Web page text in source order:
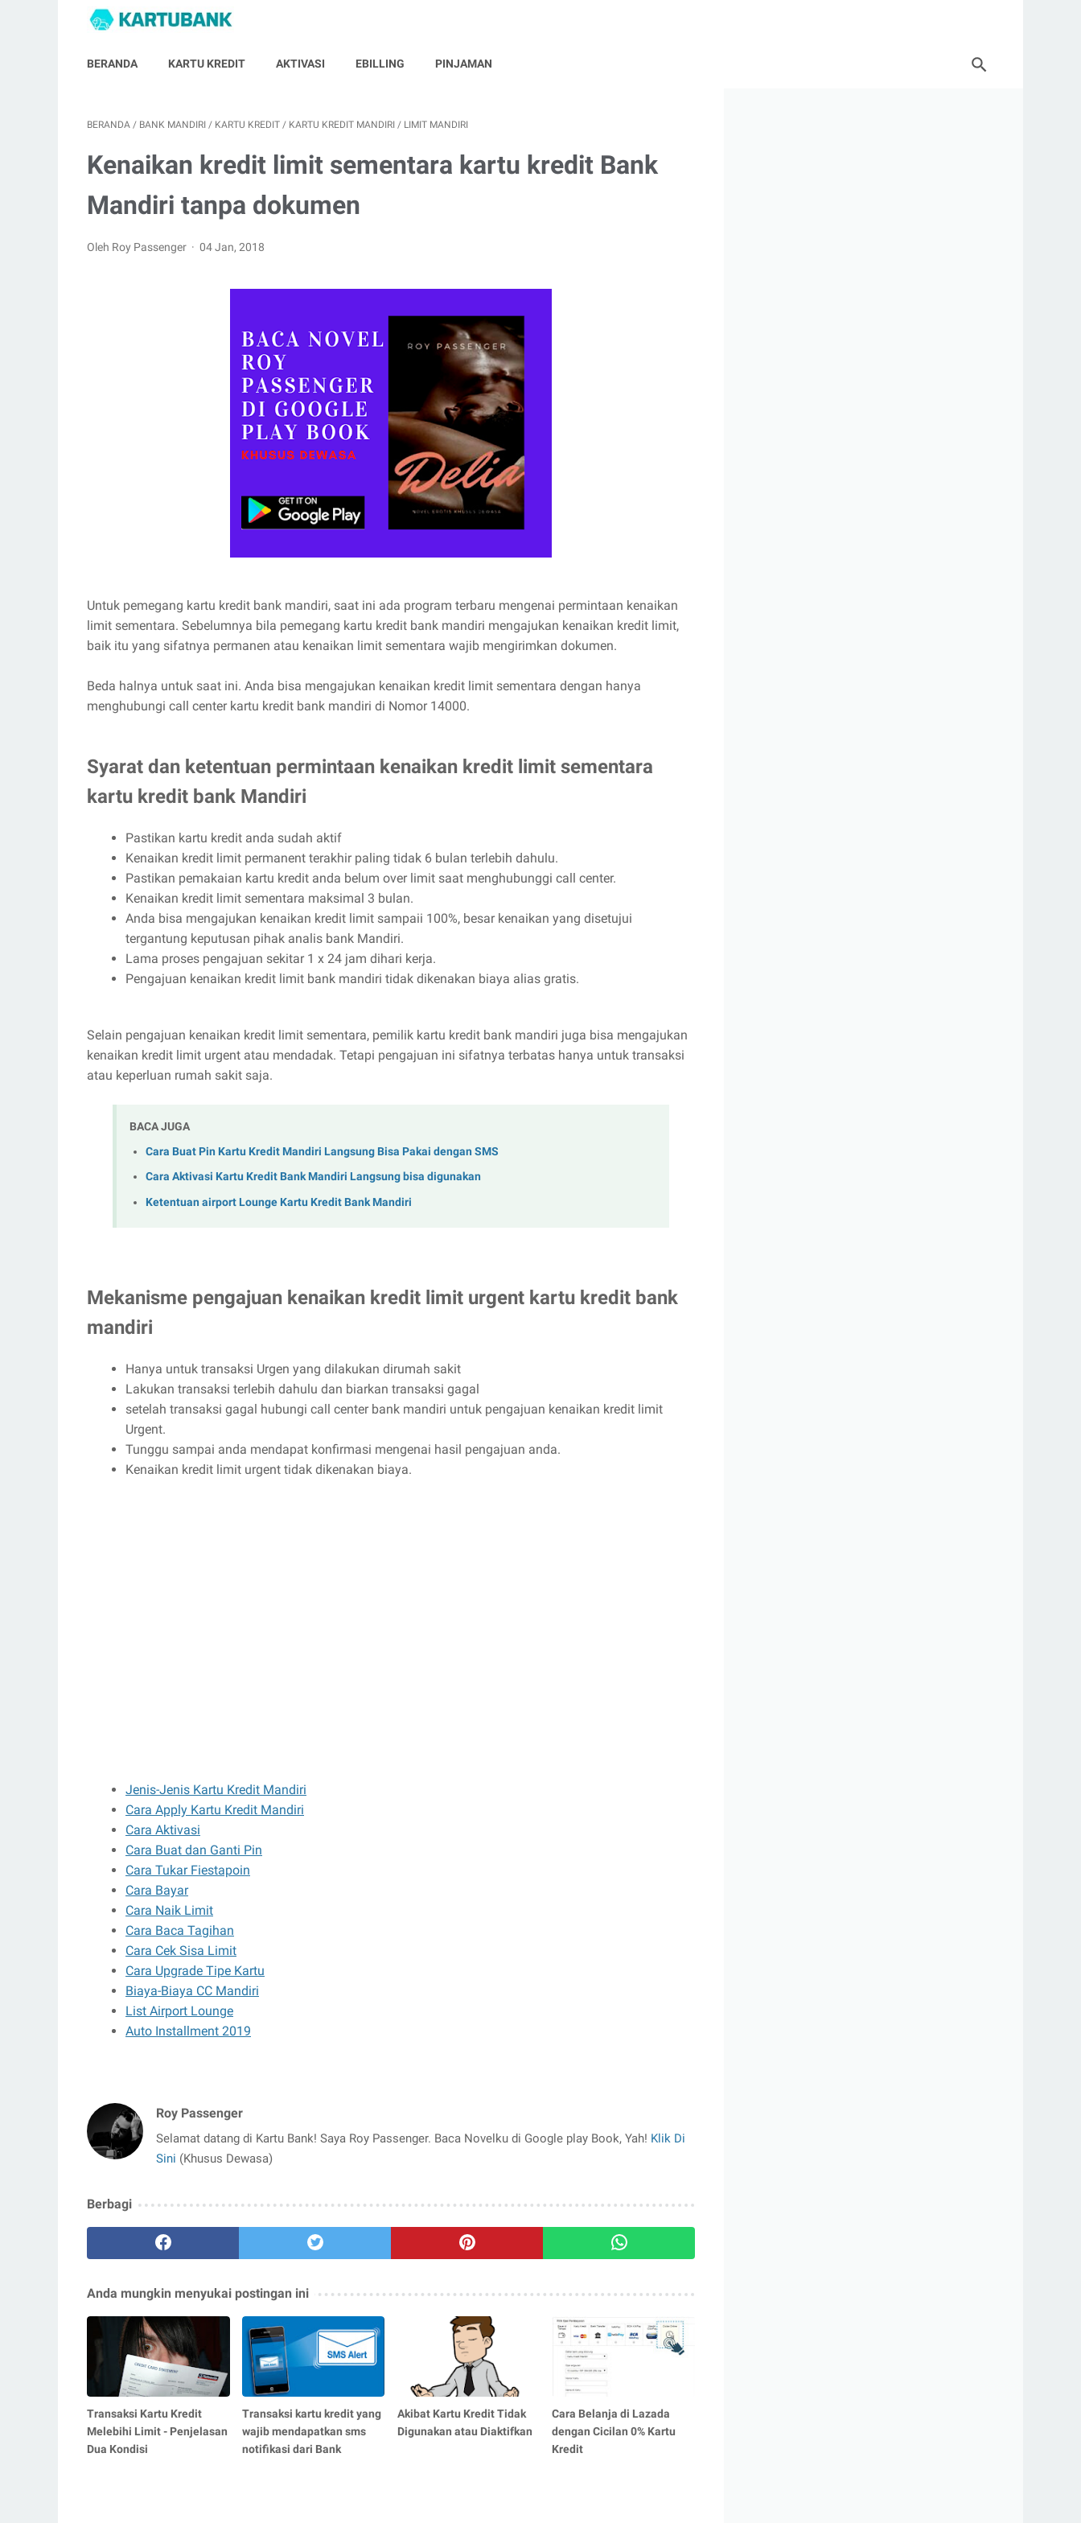
BERANDA KARTU KREDIT AKTIVASI EBILLING PINJAMAN
BERANDA / BANK MANDIRI / KARTU KREDIT / KARTU KREDIT MANDIRI / LIMIT MANDIRI
Kenaikan kredit limit sementara kartu kredit Bank
Mandiri tanpa dokumen
Oleh Roy Passenger 04 Jan, 2018
Untuk pemegang kartu kredit bank mandiri, saat ini ada program terbaru mengenai permintaan kenaikan
limit sementara. Sebelumnya bila pemegang kartu kredit bank mandiri mengajukan kenaikan kredit limit,
baik itu yang sifatnya permanen atau kenaikan limit sementara wajib mengirimkan dokumen.
Beda halnya untuk saat ini. Anda bisa mengajukan kenaikan kredit limit sementara dengan hanya
menghubungi call center kartu kredit bank mandiri di Nomor 14000.
Syarat dan ketentuan permintaan kenaikan kredit limit sementara
kartu kredit bank Mandiri
Pastikan kartu kredit anda sudah aktif
Kenaikan kredit limit permanent terakhir paling tidak 6 bulan terlebih dahulu.
Pastikan pemakaian kartu kredit anda belum over limit saat menghubunggi call center.
Kenaikan kredit limit sementara maksimal 3 bulan.
Anda bisa mengajukan kenaikan kredit limit sampaii 100%, besar kenaikan yang disetujui
tergantung keputusan pihak analis bank Mandiri.
Lama proses pengajuan sekitar 1 x 24 jam dihari kerja.
Pengajuan kenaikan kredit limit bank mandiri tidak dikenakan biaya alias gratis.
Selain pengajuan kenaikan kredit limit sementara, pemilik kartu kredit bank mandiri juga bisa mengajukan
kenaikan kredit limit urgent atau mendadak. Tetapi pengajuan ini sifatnya terbatas hanya untuk transaksi
atau keperluan rumah sakit saja.
BACA JUGA
Cara Buat Pin Kartu Kredit Mandiri Langsung Bisa Pakai dengan SMS
Cara Aktivasi Kartu Kredit Bank Mandiri Langsung bisa digunakan
Ketentuan airport Lounge Kartu Kredit Bank Mandiri
Mekanisme pengajuan kenaikan kredit limit urgent kartu kredit bank
mandiri
Hanya untuk transaksi Urgen yang dilakukan dirumah sakit
Lakukan transaksi terlebih dahulu dan biarkan transaksi gagal
setelah transaksi gagal hubungi call center bank mandiri untuk pengajuan kenaikan kredit limit
Urgent.
Tunggu sampai anda mendapat konfirmasi mengenai hasil pengajuan anda.
Kenaikan kredit limit urgent tidak dikenakan biaya.
Jenis-Jenis Kartu Kredit Mandiri
Cara Apply Kartu Kredit Mandiri
Cara Aktivasi
Cara Buat dan Ganti Pin
Cara Tukar Fiestapoin
Cara Bayar
Cara Naik Limit
Cara Baca Tagihan
Cara Cek Sisa Limit
Cara Upgrade Tipe Kartu
Biaya-Biaya CC Mandiri
List Airport Lounge
Auto Installment 2019
Roy Passenger
Selamat datang di Kartu Bank! Saya Roy Passenger. Baca Novelku di Google play Book, Yah! Klik Di
Sini (Khusus Dewasa)
Berbagi
Anda mungkin menyukai postingan ini
Transaksi Kartu Kredit
Melebihi Limit - Penjelasan
Dua Kondisi
Transaksi kartu kredit yang
wajib mendapatkan sms
notifikasi dari Bank
Akibat Kartu Kredit Tidak
Digunakan atau Diaktifkan
Cara Belanja di Lazada
dengan Cicilan 0% Kartu
Kredit